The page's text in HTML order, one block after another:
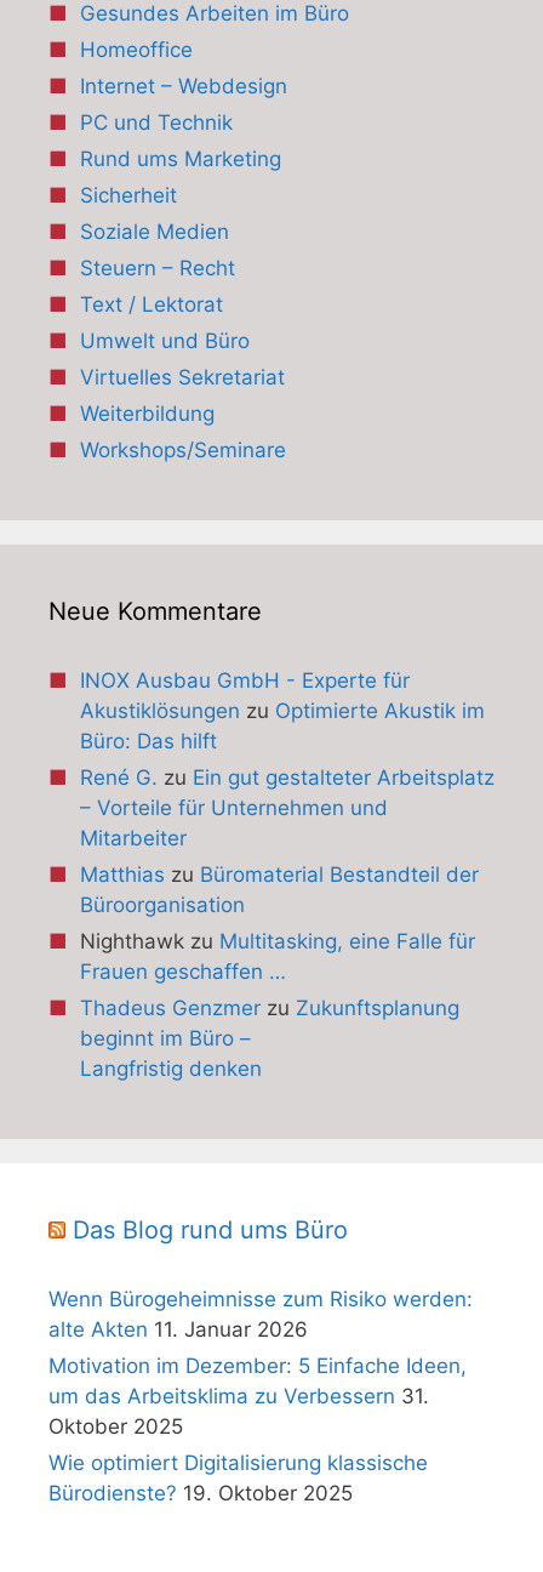
Gesundes Arbeiten im Büro
Homeoffice
Internet – Webdesign
PC und Technik
Rund ums Marketing
Sicherheit
Soziale Medien
Steuern – Recht
Text / Lektorat
Umwelt und Büro
Virtuelles Sekretariat
Weiterbildung
Workshops/Seminare
Neue Kommentare
INOX Ausbau GmbH - Experte für
Akustiklösungen zu Optimierte Akustik im
Büro: Das hilft
René G. zu Ein gut gestalteter Arbeitsplatz
– Vorteile für Unternehmen und
Mitarbeiter
Matthias zu Büromaterial Bestandteil der
Büroorganisation
Nighthawkzu Multitasking, eine Falle für
Frauen geschaffen …
Thadeus Genzmerzu Zukunftsplanung
beginnt im Büro –
Langfristig denken
Das Blog rund ums Büro
Wenn Bürogeheimnisse zum Risiko werden:
alte Akten 11. Januar 2026
Motivation im Dezember: 5 Einfache Ideen,
um das Arbeitsklima zu Verbessern 31.
Oktober 2025
Wie optimiert Digitalisierung klassische
Bürodienste? 19. Oktober 2025